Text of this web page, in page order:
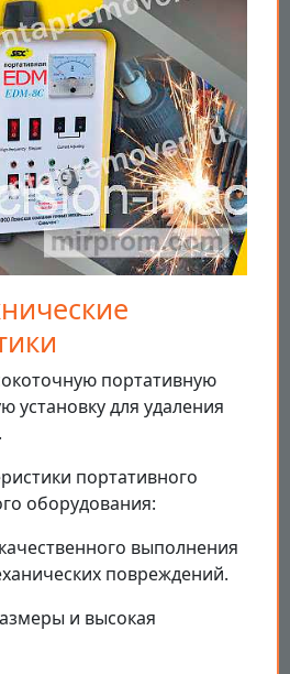
портативную
установку для удаления
портативного
оборудования:
выполнения
повреждений.
и высокая